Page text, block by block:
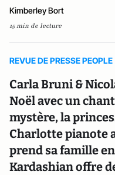
Kimberley Bort
15 min de lecture
REVUE DE PRESSE PEOPLE
Carla Bruni &
Noël avec un
mystère, la
Charlotte pianote
prend sa famille
Kardashian offre